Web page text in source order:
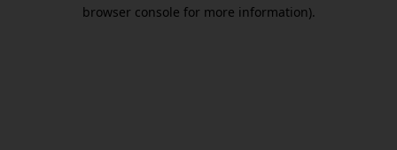
browser console for more information).